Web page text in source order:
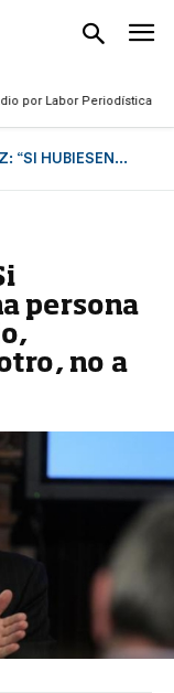
Labor Periodística
“SI HUBIESEN...
persona
no a